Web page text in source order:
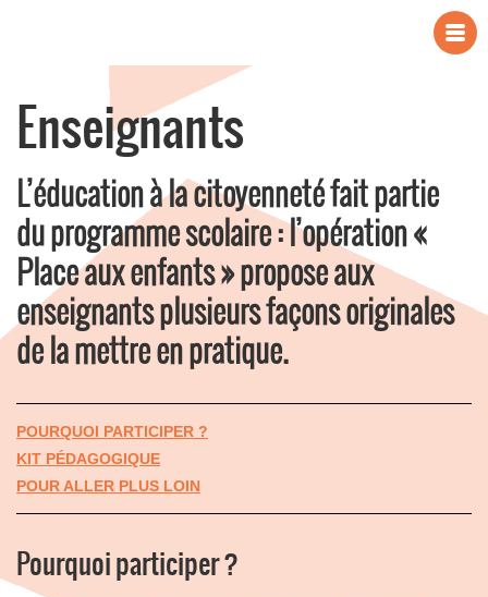
Enseignants
L’éducation à la citoyenneté fait partie
du programme scolaire : l’opération «
Place aux enfants » propose aux
enseignants plusieurs façons originales
de la mettre en pratique.
POURQUOI PARTICIPER ?
KIT PÉDAGOGIQUE
POUR ALLER PLUS LOIN
Pourquoi participer ?